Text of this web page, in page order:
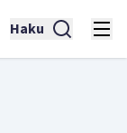
Haku